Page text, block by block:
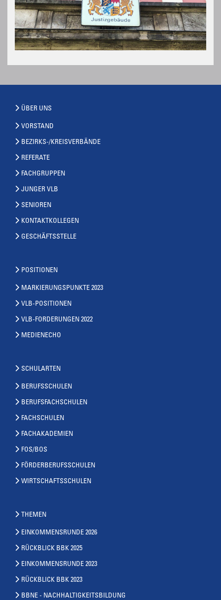
ÜBER UNS
VORSTAND
BEZIRKS-/KREISVERBÄNDE
REFERATE
FACHGRUPPEN
JUNGER VLB
SENIOREN
KONTAKTKOLLEGEN
GESCHÄFTSSTELLE
POSITIONEN
MARKIERUNGSPUNKTE 2023
VLB-POSITIONEN
VLB-FORDERUNGEN 2022
MEDIENECHO
SCHULARTEN
BERUFSSCHULEN
BERUFSFACHSCHULEN
FACHSCHULEN
FACHAKADEMIEN
FOS/BOS
FÖRDERBERUFSSCHULEN
WIRTSCHAFTSSCHULEN
THEMEN
EINKOMMENSRUNDE 2026
RÜCKBLICK BBK 2025
EINKOMMENSRUNDE 2023
RÜCKBLICK BBK 2023
BBNE - NACHHALTIGKEITSBILDUNG